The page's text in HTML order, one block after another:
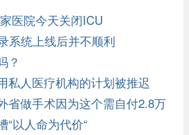
医院今天关闭ICU
系统上线后并不顺利
？
私人医疗机构的计划被推迟
省做手术因为这个需自付2.8万
“以人命为代价“